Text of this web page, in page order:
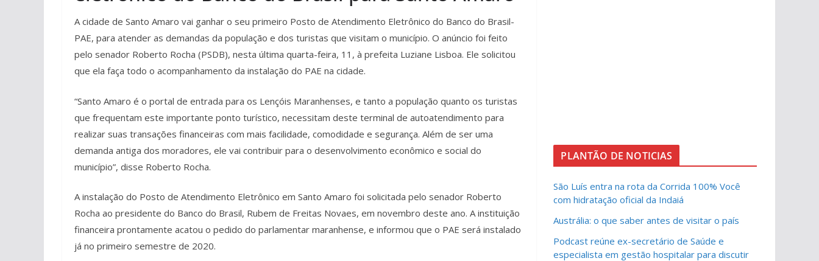
A cidade de Santo Amaro vai ganhar o seu primeiro Posto de Atendimento Eletrônico do Banco do Brasil-
PAE, para atender as demandas da população e dos turistas que visitam o município. O anúncio foi feito
pelo senador Roberto Rocha (PSDB), nesta última quarta-feira, 11, à prefeita Luziane Lisboa. Ele solicitou
que ela faça todo o acompanhamento da instalação do PAE na cidade.
“Santo Amaro é o portal de entrada para os Lençóis Maranhenses, e tanto a população quanto os turistas
que frequentam este importante ponto turístico, necessitam deste terminal de autoatendimento para
realizar suas transações financeiras com mais facilidade, comodidade e segurança. Além de ser uma
demanda antiga dos moradores, ele vai contribuir para o desenvolvimento econômico e social do
município”, disse Roberto Rocha.
A instalação do Posto de Atendimento Eletrônico em Santo Amaro foi solicitada pelo senador Roberto
Rocha ao presidente do Banco do Brasil, Rubem de Freitas Novaes, em novembro deste ano. A instituição
financeira prontamente acatou o pedido do parlamentar maranhense, e informou que o PAE será instalado
já no primeiro semestre de 2020.
PLANTÃO DE NOTICIAS
São Luís entra na rota da Corrida 100% Você
com hidratação oficial da Indaiá
Austrália: o que saber antes de visitar o país
Podcast reúne ex-secretário de Saúde e
especialista em gestão hospitalar para discutir